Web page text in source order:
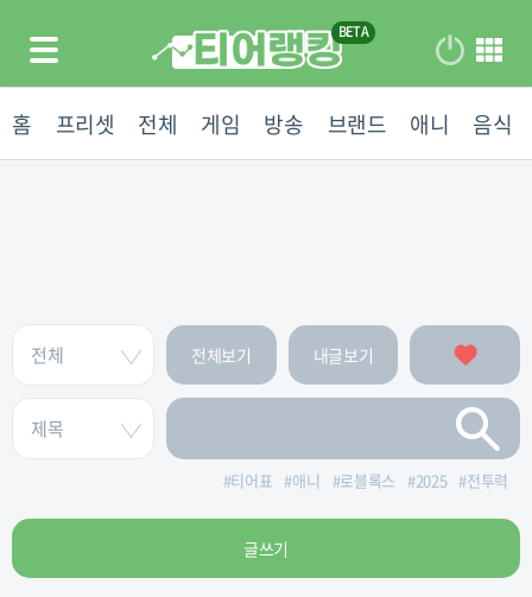
홈 프리셋 전체 게임 방송 브랜드 애니 음식
전체보기 내글보기
#티어표 #애니 #로블록스 #2025 #전투력
글쓰기